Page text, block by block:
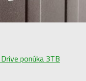
ponúka 3TB